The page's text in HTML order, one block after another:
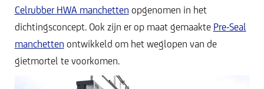
Celrubber HWA manchetten opgenomen in het
dichtingsconcept. Ook zijn er op maat gemaakte Pre-Seal
manchetten ontwikkeld om het weglopen van de
gietmortel te voorkomen.